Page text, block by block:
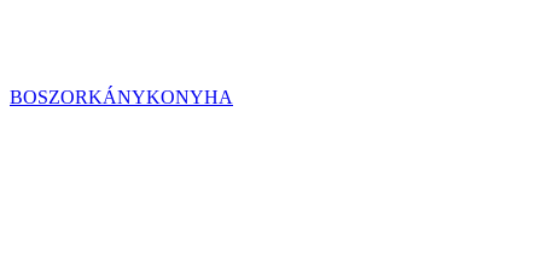
BOSZORKÁNYKONYHA